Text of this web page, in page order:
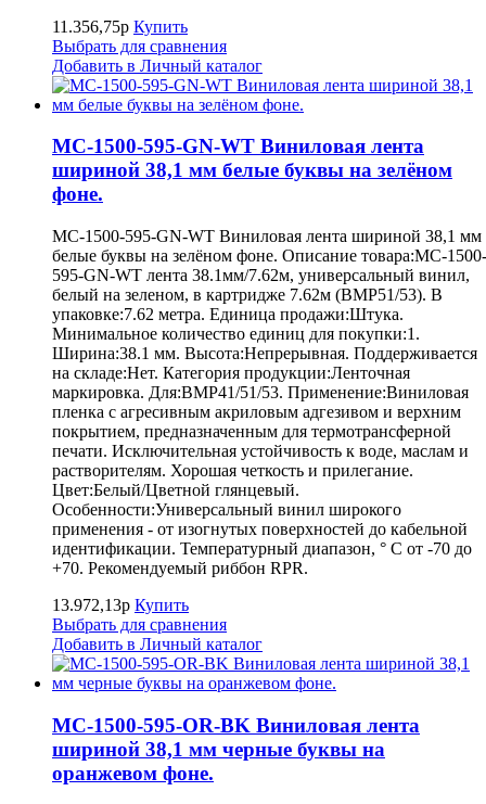
11.356,75р Купить
Выбрать для сравнения
Добавить в Личный каталог
MC-1500-595-GN-WT Виниловая лента
шириной 38,1 мм белые буквы на зелёном
фоне.
MC-1500-595-GN-WT Виниловая лента шириной 38,1 мм
белые буквы на зелёном фоне. Описание товара:MC-1500-
595-GN-WT лента 38.1мм/7.62м, универсальный винил,
белый на зеленом, в картридже 7.62м (BMP51/53). В
упаковке:7.62 метра. Единица продажи:Штука.
Минимальное количество единиц для покупки:1.
Ширина:38.1 мм. Высота:Непрерывная. Поддерживается
на складе:Нет. Категория продукции:Ленточная
маркировка. Для:BMP41/51/53. Применение:Виниловая
пленка с агресивным акриловым адгезивом и верхним
покрытием, предназначенным для термотрансферной
печати. Исключительная устойчивость к воде, маслам и
растворителям. Хорошая четкость и прилегание.
Цвет:Белый/Цветной глянцевый.
Особенности:Универсальный винил широкого
применения - от изогнутых поверхностей до кабельной
идентификации. Температурный диапазон, ° С от -70 до
+70. Рекомендуемый риббон RPR.
13.972,13р Купить
Выбрать для сравнения
Добавить в Личный каталог
MC-1500-595-OR-BK Виниловая лента
шириной 38,1 мм черные буквы на
оранжевом фоне.